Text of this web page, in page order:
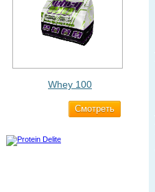
Whey 100
Cмотреть